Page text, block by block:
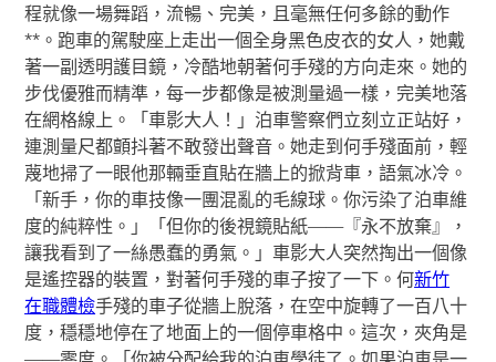
程就像一場舞蹈，流暢、完美，且毫無任何多餘的動作
**。跑車的駕駛座上走出一個全身黑色皮衣的女人，她戴
著一副透明護目鏡，冷酷地朝著何手殘的方向走來。她的
步伐優雅而精準，每一步都像是被測量過一樣，完美地落
在網格線上。「車影大人！」泊車警察們立刻立正站好，
連測量尺都顫抖著不敢發出聲音。她走到何手殘面前，輕
蔑地掃了一眼他那輛垂直貼在牆上的掀背車，語氣冰冷。
「新手，你的車技像一團混亂的毛線球。你污染了泊車維
度的純粹性。」「但你的後視鏡貼紙——『永不放棄』，
讓我看到了一絲愚蠢的勇氣。」車影大人突然掏出一個像
是遙控器的裝置，對著何手殘的車子按了一下。何新竹
在職體檢手殘的車子從牆上脫落，在空中旋轉了一百八十
度，穩穩地停在了地面上的一個停車格中。這次，夾角是